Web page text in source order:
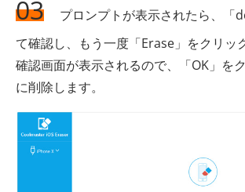
03
プロンプトが表示されたら、「
て確認し、もう一度「Erase」をクリッ
確認画面が表示されるので、「OK」を
に削除します。